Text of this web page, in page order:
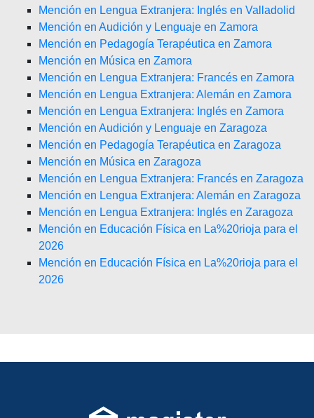
Mención en Lengua Extranjera: Inglés en Valladolid
Mención en Audición y Lenguaje en Zamora
Mención en Pedagogía Terapéutica en Zamora
Mención en Música en Zamora
Mención en Lengua Extranjera: Francés en Zamora
Mención en Lengua Extranjera: Alemán en Zamora
Mención en Lengua Extranjera: Inglés en Zamora
Mención en Audición y Lenguaje en Zaragoza
Mención en Pedagogía Terapéutica en Zaragoza
Mención en Música en Zaragoza
Mención en Lengua Extranjera: Francés en Zaragoza
Mención en Lengua Extranjera: Alemán en Zaragoza
Mención en Lengua Extranjera: Inglés en Zaragoza
Mención en Educación Física en La%20rioja para el
2026
Mención en Educación Física en La%20rioja para el
2026